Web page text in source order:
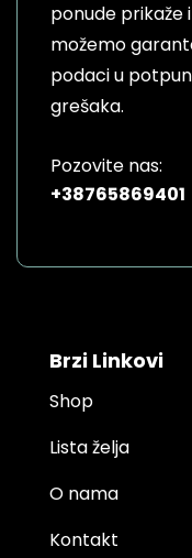
ponude prikaže
možemo
podaci u
grešaka.
Pozovite nas:
+38765869401
Brzi Linkovi
Shop
Lista želja
O nama
Kontakt